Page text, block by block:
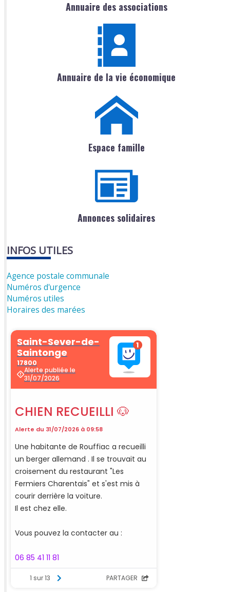
Annuaire des associations
Annuaire de la vie économique
Espace famille
Annonces solidaires
INFOS UTILES
Agence postale communale
Numéros d'urgence
Numéros utiles
Horaires des marées